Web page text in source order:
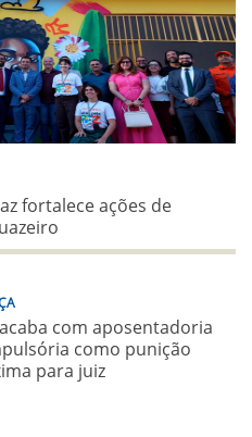
fortalece ações de
acaba com aposentadoria
como punição
para juiz